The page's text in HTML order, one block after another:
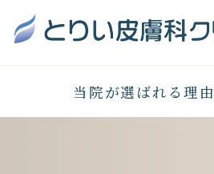
当院が選ばれる理由